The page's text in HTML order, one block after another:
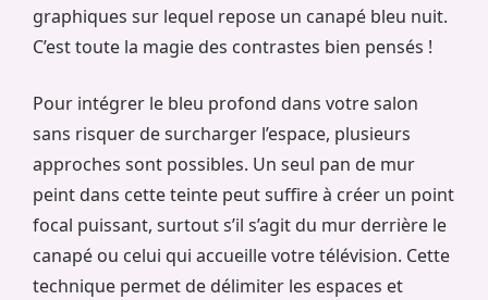
graphiques sur lequel repose un canapé bleu nuit.
C’est toute la magie des contrastes bien pensés !
Pour intégrer le bleu profond dans votre salon
sans risquer de surcharger l’espace, plusieurs
approches sont possibles. Un seul pan de mur
peint dans cette teinte peut suffire à créer un point
focal puissant, surtout s’il s’agit du mur derrière le
canapé ou celui qui accueille votre télévision. Cette
technique permet de délimiter les espaces et